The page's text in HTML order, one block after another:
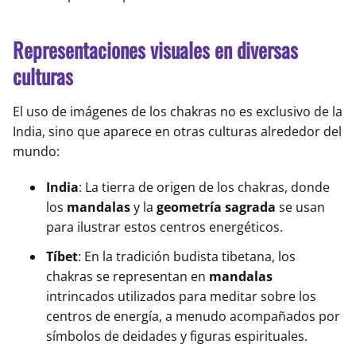
Representaciones visuales en diversas
culturas
El uso de imágenes de los chakras no es exclusivo de la
India, sino que aparece en otras culturas alrededor del
mundo:
India: La tierra de origen de los chakras, donde
los mandalasy la geometría sagrada se usan
para ilustrar estos centros energéticos.
Tíbet: En la tradición budista tibetana, los
chakras se representan en mandalas
intrincados utilizados para meditar sobre los
centros de energía, a menudo acompañados por
símbolos de deidades y figuras espirituales.